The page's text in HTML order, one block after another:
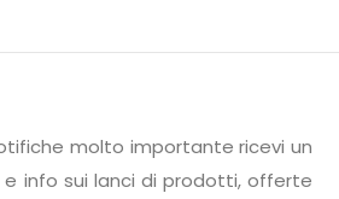
molto importante ricevi un
info sui lanci di prodotti, offerte